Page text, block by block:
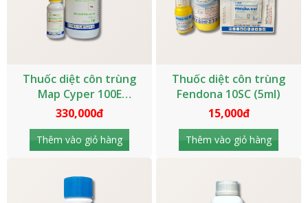
Thuốc diệt côn trùng
Map Cyper 100E
(1000ml)
330,000đ
Thêm vào giỏ hàng
Thuốc diệt côn trùng
Fendona 10SC (5ml)
15,000đ
Thêm vào giỏ hàng